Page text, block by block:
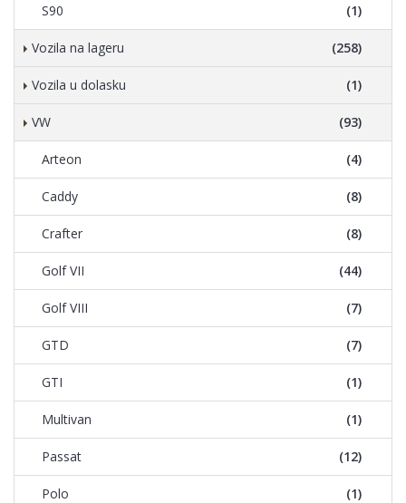
S90 (1)
Vozila na lageru (258)
Vozila u dolasku (1)
VW (93)
Arteon (4)
Caddy (8)
Crafter (8)
Golf VII (44)
Golf VIII (7)
GTD (7)
GTI (1)
Multivan (1)
Passat (12)
Polo (1)